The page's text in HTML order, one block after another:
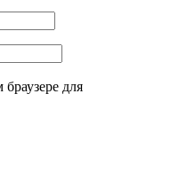
для